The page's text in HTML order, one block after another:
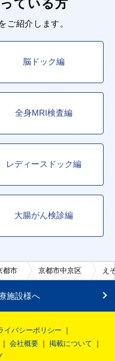
ている方
ご紹介します。
脳ドック編
全身MRI検査編
レディースドック編
大腸がん検診編
都市 京都市中京区 え
施設様へ
イバシーポリシー
会社概要
掲載について